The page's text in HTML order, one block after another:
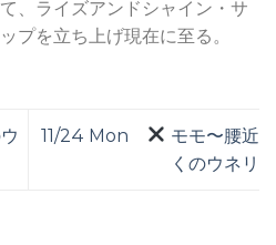
、ライズアンドシャイン・サ
プを立ち上げ現在に至る。
11/24 Mon
モモ〜腰近
くのウネリ